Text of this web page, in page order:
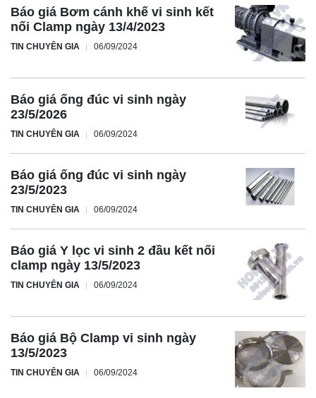
Báo giá Bơm cánh khế vi sinh kết
nối Clamp ngày 13/4/2023
TIN CHUYÊN GIA 06/09/2024
Báo giá ống đúc vi sinh ngày
23/5/2026
TIN CHUYÊN GIA 06/09/2024
Báo giá ống đúc vi sinh ngày
23/5/2023
TIN CHUYÊN GIA 06/09/2024
Báo giá Y lọc vi sinh 2 đầu kết nối
clamp ngày 13/5/2023
TIN CHUYÊN GIA 06/09/2024
Báo giá Bộ Clamp vi sinh ngày
13/5/2023
TIN CHUYÊN GIA 06/09/2024